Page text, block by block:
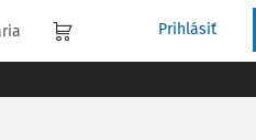
Prihlásiť